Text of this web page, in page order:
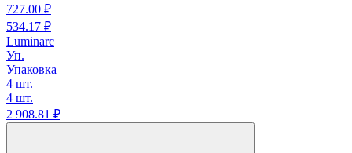
727.00 ₽
534.17 ₽
Luminarc
Уп.
Упаковка
4 шт.
4 шт.
2 908.81 ₽